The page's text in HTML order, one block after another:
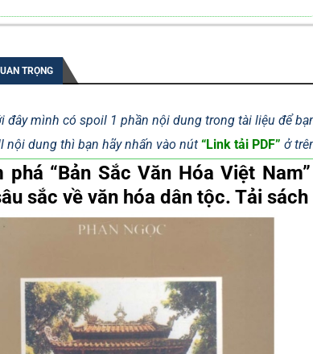
TRỌNG
đây mình có spoil 1 phần nội dung trong tài liệu để
nội dung thì bạn hãy nhấn vào nút “Link tải PDF” ở
phá “Bản Sắc Văn Hóa Việt
sắc về văn hóa dân tộc. Tải